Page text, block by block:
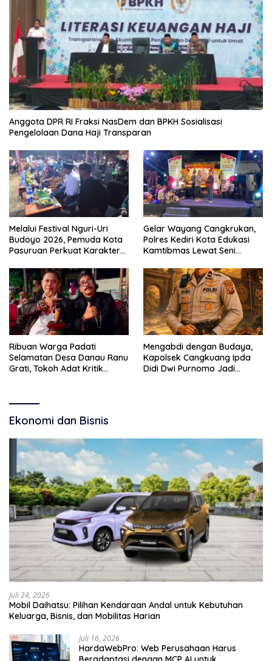
Anggota DPR RI Fraksi NasDem dan BPKH Sosialisasi
Pengelolaan Dana Haji Transparan
Melalui Festival Nguri-Uri
Budoyo 2026, Pemuda Kota
Pasuruan Perkuat Karakter
Narkoba
Gelar Wayang Cangkrukan,
Polres Kediri Kota Edukasi
Kamtibmas Lewat Seni
Ribuan Warga Padati
Selamatan Desa Danau Ranu
Grati, Tokoh Adat Kritik
Mengabdi dengan Budaya,
Kapolsek Cangkuang Ipda
Didi Dwi Purnomo Jadi
Ekonomi dan Bisnis
Juli 24, 2026
Mobil Daihatsu: Pilihan Kendaraan Andal untuk Kebutuhan
Keluarga, Bisnis, dan Mobilitas Harian
Juli 16, 2026
HardaWebPro: Web Perusahaan Harus